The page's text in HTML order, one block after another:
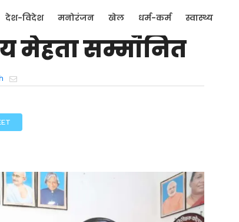
देश-विदेश मनोरंजन खेल धर्म-कर्म स्वास्थ्य
के लिए हल्द्वानी
मेहता सम्मानित